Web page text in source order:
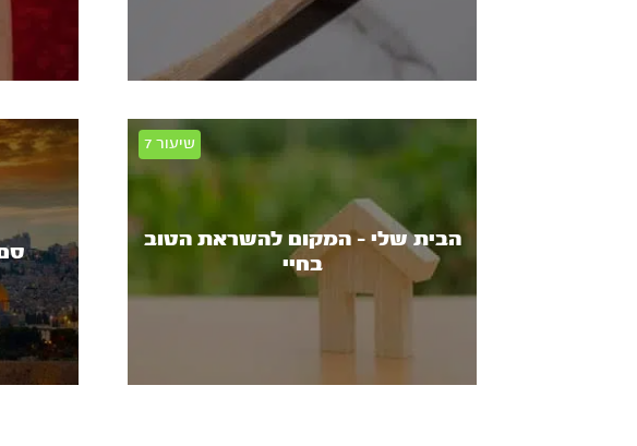
הבית שלי - המקום להשראת הטוב
בחיי